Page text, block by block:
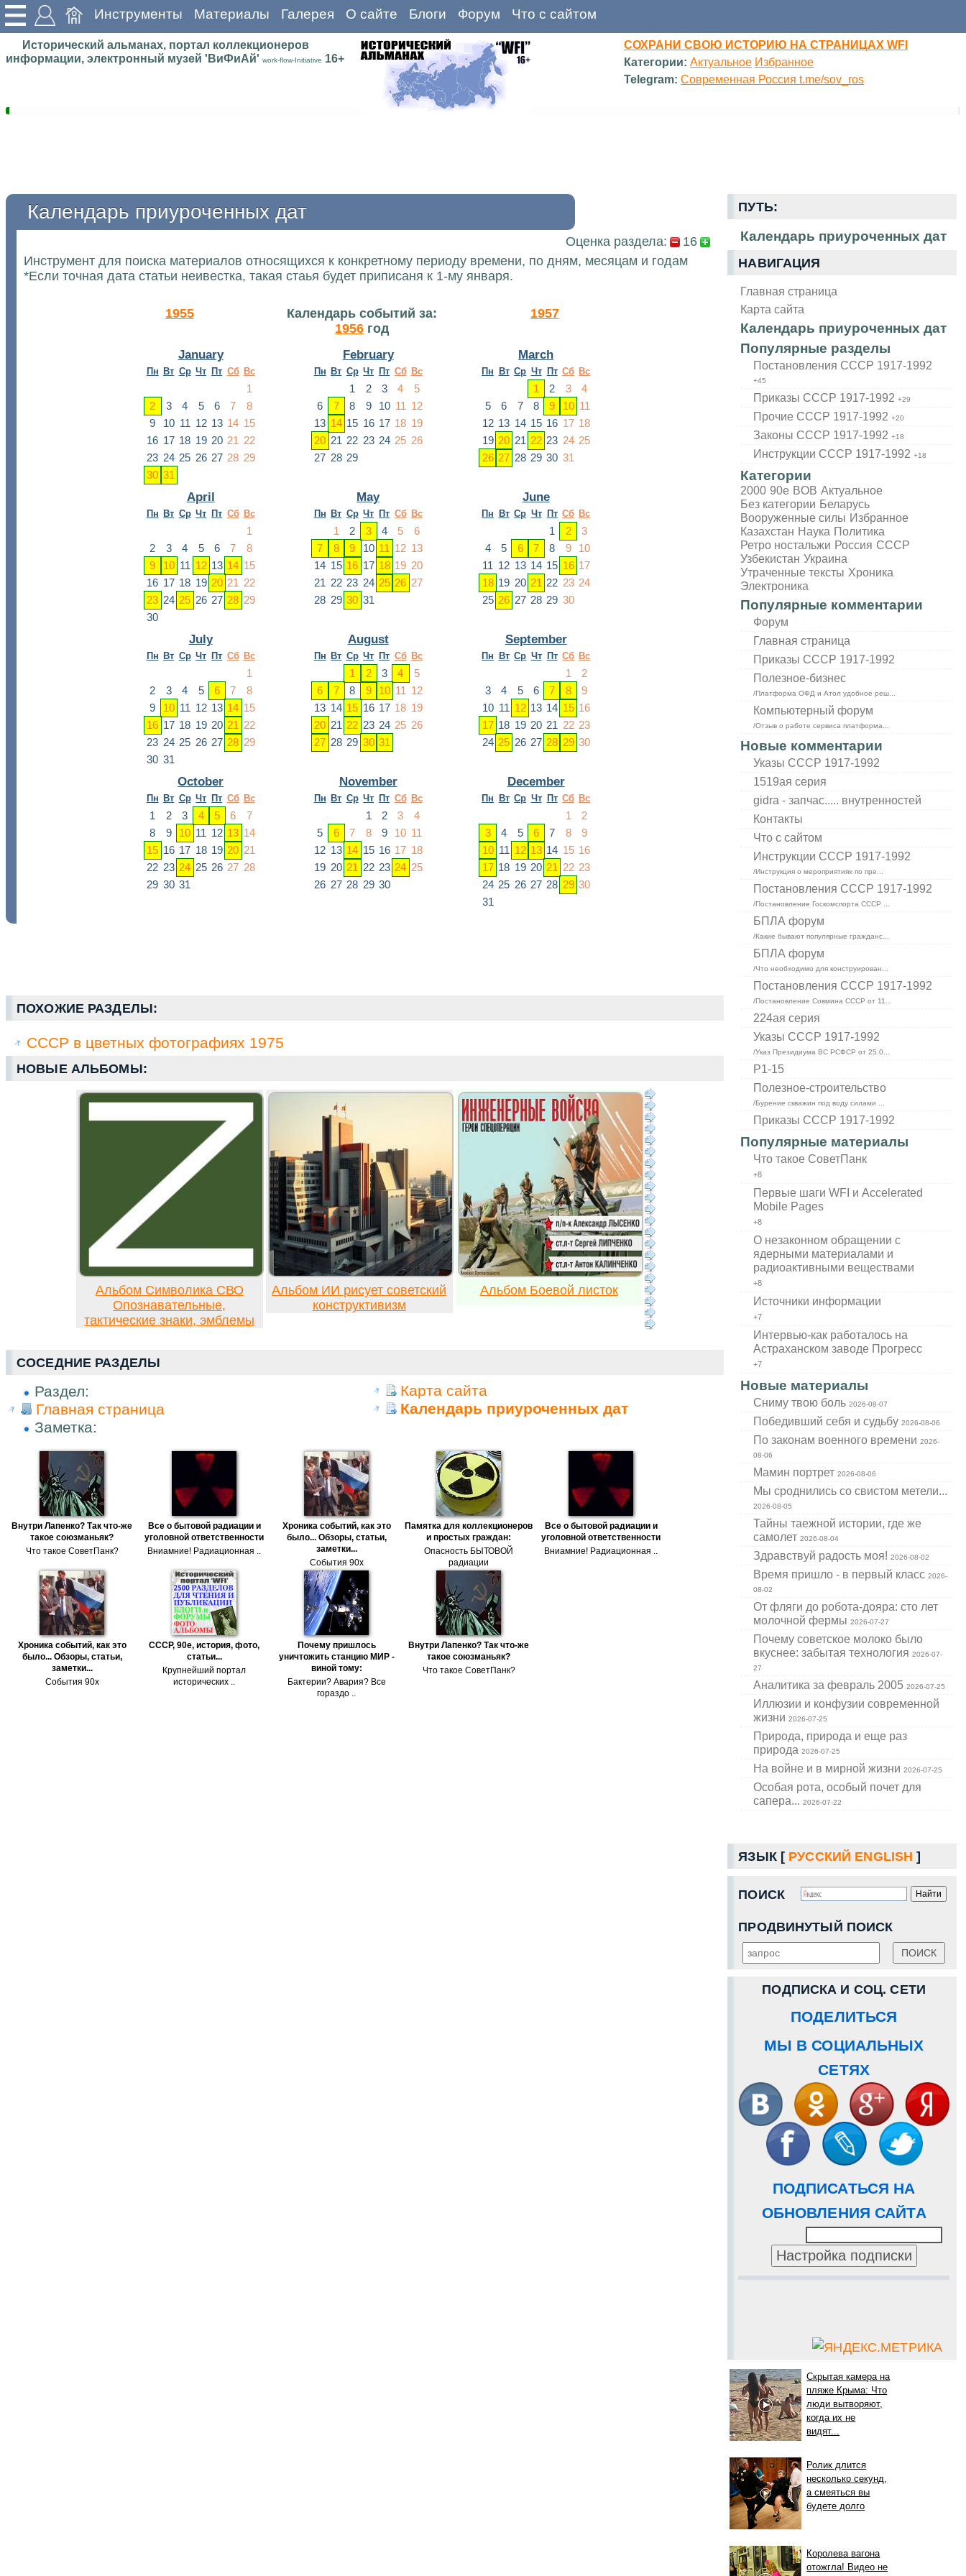
Инструменты Материалы Галерея О сайте Блоги Форум Что с сайтом
Исторический альманах, портал коллекционеров
информации, электронный музей 'ВиФиАй' work-flow-Initiative 16+
СОХРАНИ СВОЮ ИСТОРИЮ НА СТРАНИЦАХ WFI
Категории: Актуальное Избранное
Telegram: Современная Россия t.me/sov_ros
ПУТЬ:
Календарь приуроченных дат
НАВИГАЦИЯ
Главная страница
Карта сайта
Календарь приуроченных дат
Популярные разделы
Постановления СССР 1917-1992
+45
Приказы СССР 1917-1992+29
Прочие СССР 1917-1992+20
Законы СССР 1917-1992+18
Инструкции СССР 1917-1992+18
Категории
2000 90е BOB Актуальное
Без категории Беларусь
Вооруженные силы Избранное
Казахстан Наука Политика
Ретро ностальжи Россия СССР
Узбекистан Украина
Утраченные тексты Хроника
Электроника
Популярные комментарии
Форум
Главная страница
Приказы СССР 1917-1992
Полезное-бизнес
/Платформа ОФД и Атол удобное реш...
Компьютерный форум
/Отзыв о работе сервиса платформа...
Новые комментарии
Указы СССР 1917-1992
1519ая серия
gidra - запчас..... внутренностей
Контакты
Что с сайтом
Инструкции СССР 1917-1992
/Инструкция о мероприятиях по пре...
Постановления СССР 1917-1992
/Постановление Госкомспорта СССР ...
БПЛА форум
/Какие бывают популярные гражданс...
БПЛА форум
/Что необходимо для конструирован...
Постановления СССР 1917-1992
/Постановление Совмина СССР от 11...
224ая серия
Указы СССР 1917-1992
/Указ Президиума ВС РСФСР от 25.0...
Р1-15
Полезное-строительство
/Бурение скважин под воду силами ...
Приказы СССР 1917-1992
Популярные материалы
Что такое СоветПанк
+8
Первые шаги WFI и Accelerated
Mobile Pages
+8
О незаконном обращении с
ядерными материалами и
радиоактивными веществами
+8
Источники информации
+7
Интервью-как работалось на
Астраханском заводе Прогресс
+7
Новые материалы
Cниму твою боль2026-08-07
Победивший себя и судьбу2026-08-06
По законам военного времени2026-
08-06
Мамин портрет2026-08-06
Мы сроднились со свистом метели...
2026-08-05
Тайны таежной истории, где же
самолет2026-08-04
Здравствуй радость моя!2026-08-02
Время пришло - в первый класс2026-
08-02
От фляги до робота-дояра: сто лет
молочной фермы2026-07-27
Почему советское молоко было
вкуснее: забытая технология2026-07-
27
Аналитика за февраль 20052026-07-25
Иллюзии и конфузии современной
жизни2026-07-25
Природа, природа и еще раз
природа2026-07-25
На войне и в мирной жизни2026-07-25
Особая рота, особый почет для
сапера...2026-07-22
ЯЗЫК [ РУССКИЙ ENGLISH ]
ПОИСК
ПРОДВИНУТЫЙ ПОИСК
ПОДПИСКА И СОЦ. СЕТИ
ПОДЕЛИТЬСЯ
МЫ В СОЦИАЛЬНЫХ
СЕТЯХ
ПОДПИСАТЬСЯ НА
ОБНОВЛЕНИЯ САЙТА
Скрытая камера на
пляже Крыма: Что
люди вытворяют,
когда их не
видят...
Ролик длится
несколько секунд,
а смеяться вы
будете долго
Королева вагона
отожгла! Видео не
Календарь приуроченных дат
Оценка раздела:
16
Инструмент для поиска материалов относящихся к конкретному периоду времени, по дням, месяцам и годам
*Если точная дата статьи неивестка, такая стаья будет приписаня к 1-му января.
1955
Календарь событий за:
1956 год
1957
January
Пн Вт Ср Чт Пт Сб Вс
1
2
3 4 5 6 7
8
9
10 11 12 13 14 15
16 17 18 19 20 21 22
23 24 25 26 27 28 29
30 31
February
Пн Вт Ср Чт Пт Сб Вс
1 2 3 4
5
6
7 8 9 10 11 12
13 14 15 16 17 18 19
20 21 22 23 24 25 26
27 28 29
March
Пн Вт Ср Чт Пт Сб Вс
1 2 3
4
5
6 7 8 9 10 11
12 13 14 15 16 17 18
19 20 21 22 23 24 25
26 27 28 29 30 31
April
Пн Вт Ср Чт Пт Сб Вс
1
2
3 4 5 6 7
8
9
10 11 12 13 14 15
16 17 18 19 20 21 22
23 24 25 26 27 28 29
30
May
Пн Вт Ср Чт Пт Сб Вс
1 2 3 4 5
6
7
8 9 10 11 12 13
14 15 16 17 18 19 20
21 22 23 24 25 26 27
28 29 30 31
June
Пн Вт Ср Чт Пт Сб Вс
1 2
3
4
5 6 7 8 9
10
11 12 13 14 15 16 17
18 19 20 21 22 23 24
25 26 27 28 29 30
July
Пн Вт Ср Чт Пт Сб Вс
1
2
3 4 5 6 7
8
9
10 11 12 13 14 15
16 17 18 19 20 21 22
23 24 25 26 27 28 29
30 31
August
Пн Вт Ср Чт Пт Сб Вс
1 2 3 4
5
6
7 8 9 10 11 12
13 14 15 16 17 18 19
20 21 22 23 24 25 26
27 28 29 30 31
September
Пн Вт Ср Чт Пт Сб Вс
1
2
3
4 5 6 7 8
9
10 11 12 13 14 15 16
17 18 19 20 21 22 23
24 25 26 27 28 29 30
October
Пн Вт Ср Чт Пт Сб Вс
1 2 3 4 5 6
7
8
9 10 11 12 13 14
15 16 17 18 19 20 21
22 23 24 25 26 27 28
29 30 31
November
Пн Вт Ср Чт Пт Сб Вс
1 2 3
4
5
6 7 8 9 10 11
12 13 14 15 16 17 18
19 20 21 22 23 24 25
26 27 28 29 30
December
Пн Вт Ср Чт Пт Сб Вс
1
2
3
4 5 6 7 8
9
10 11 12 13 14 15 16
17 18 19 20 21 22 23
24 25 26 27 28 29 30
31
ПОХОЖИЕ РАЗДЕЛЫ:
СССР в цветных фотографиях 1975
НОВЫЕ АЛЬБОМЫ:
Альбом Символика СВО
Опознавательные,
тактические знаки, эмблемы
Альбом ИИ рисует советский
конструктивизм
Альбом Боевой листок
СОСЕДНИЕ РАЗДЕЛЫ
Раздел:
Главная страница
Заметка:
Карта сайта
Календарь приуроченных дат
Внутри Лапенко? Так что-же
такое союзманьяк?
Что такое СоветПанк?
Все о бытовой радиации и
уголовной ответственности
Вниамние! Радиационная ..
Хроника событий, как это
было... Обзоры, статьи,
заметки...
События 90х
Памятка для коллекционеров
и простых граждан:
Опасность БЫТОВОЙ
радиации
Все о бытовой радиации и
уголовной ответственности
Вниамние! Радиационная ..
Хроника событий, как это
было... Обзоры, статьи,
заметки...
События 90х
СССР, 90е, история, фото,
статьи...
Крупнейший портал
исторических ..
Почему пришлось
уничтожить станцию МИР -
виной тому:
Бактерии? Авария? Все
гораздо ..
Внутри Лапенко? Так что-же
такое союзманьяк?
Что такое СоветПанк?